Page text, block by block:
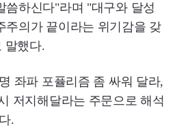
씀하신다"라며 "대구와 달성
주의가 끝이라는 위기감을 갖
말했다.
좌파 포퓰리즘 좀 싸워 달라,
저지해달라는 주문으로 해석
.